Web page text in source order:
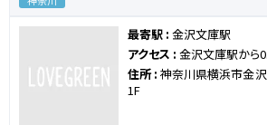
最寄駅 : 金沢文庫駅
アクセス : 金沢文庫駅から
住所 :神奈川県横浜市金沢
1F